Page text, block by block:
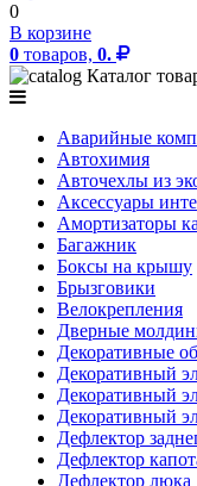
0
В корзине
0 товаров, 0.
Каталог
Аварийные
Автохимия
Авточехлы из
Аксессуары
Амортизаторы
Багажник
Боксы на крышу
Брызговики
Велокрепления
Дверные
Декоративные
Декоративный
Декоративный
Декоративный
Дефлектор
Дефлектор
Дефлектор люка